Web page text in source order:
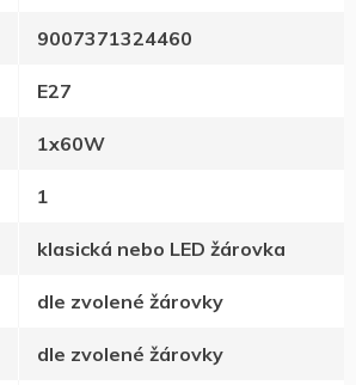
9007371324460
E27
1x60W
1
klasická nebo LED žárovka
dle zvolené žárovky
dle zvolené žárovky